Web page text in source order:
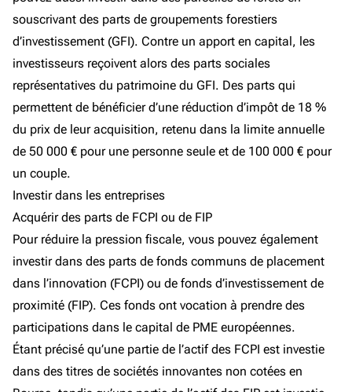
souscrivant des parts de groupements forestiers
d’investissement (GFI). Contre un apport en capital, les
investisseurs reçoivent alors des parts sociales
représentatives du patrimoine du GFI. Des parts qui
permettent de bénéficier d’une réduction d’impôt de 18 %
du prix de leur acquisition, retenu dans la limite annuelle
de 50 000 € pour une personne seule et de 100 000 € pour
un couple.
Investir dans les entreprises
Acquérir des parts de FCPI ou de FIP
Pour réduire la pression fiscale, vous pouvez également
investir dans des parts de fonds communs de placement
dans l’innovation (FCPI) ou de fonds d’investissement de
proximité (FIP). Ces fonds ont vocation à prendre des
participations dans le capital de PME européennes.
Étant précisé qu’une partie de l’actif des FCPI est investie
dans des titres de sociétés innovantes non cotées en